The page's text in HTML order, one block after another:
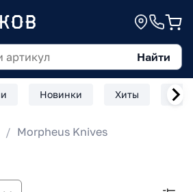
Найти
Новинки Хиты
Morpheus Knives